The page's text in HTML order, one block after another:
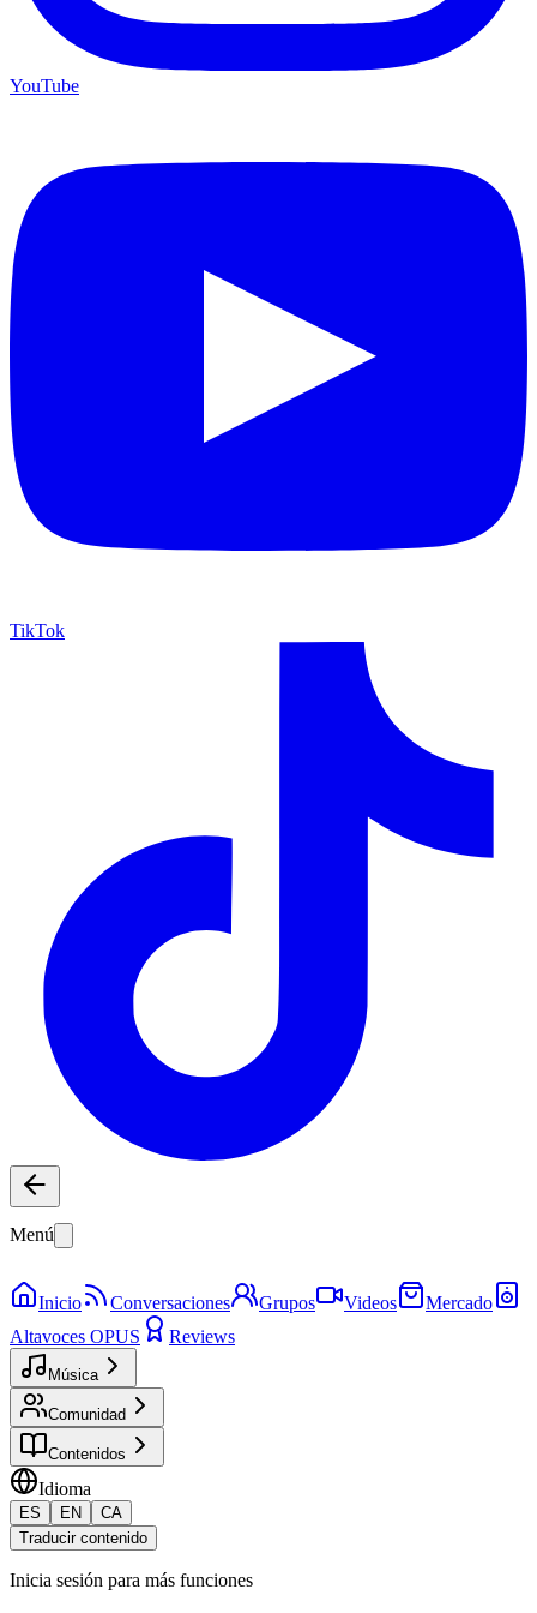
YouTube
TikTok
Menú
Inicio Conversaciones Grupos Videos
Mercado
Altavoces OPUS
Reviews
Música
Comunidad
Contenidos
Idioma
ES EN
CA
Traducir contenido
Inicia sesión para más funciones